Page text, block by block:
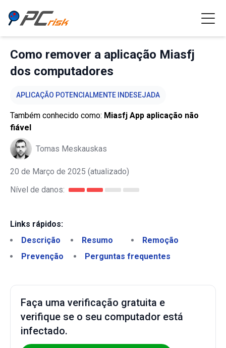
Como remover a aplicação Miasfj
dos computadores
APLICAÇÃO POTENCIALMENTE INDESEJADA
Também conhecido como: Miasfj App aplicação não
fiável
Tomas Meskauskas
20 de Março de 2025 (atualizado)
Nível de danos:
Links rápidos:
Descrição
Resumo
Remoção
Prevenção
Perguntas frequentes
Faça uma verificação gratuita e
verifique se o seu computador está
infectado.